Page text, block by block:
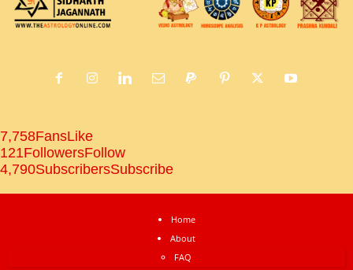
7,758FansLike
121FollowersFollow
4,790SubscribersSubscribe
Home
About
FAQ